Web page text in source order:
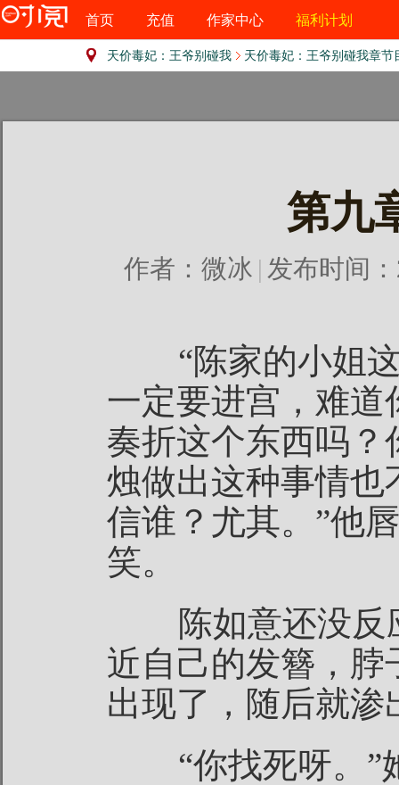
首页 充值 作家中心 福利计划
天价毒妃：王爷别碰我 天价毒妃：王爷别碰我章节
第九
作者： 微冰 | 发布时间
“陈家的小姐这
一定要进宫，难道
奏折这个东西吗？
烛做出这种事情也
信谁？尤其。”他
笑。
陈如意还没反
近自己的发簪，脖
出现了，随后就
“你找死呀。”